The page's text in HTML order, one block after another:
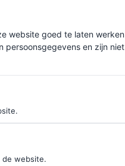
website goed te laten werken
persoonsgegevens en zijn niet
de website.